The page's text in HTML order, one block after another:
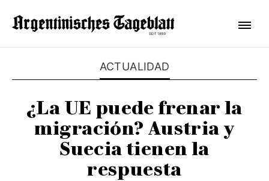
ACTUALIDAD
¿La UE puede frenar la
migración? Austria y
Suecia tienen la
respuesta